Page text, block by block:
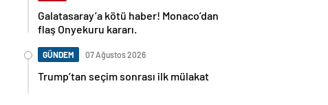
Galatasaray’a kötü haber! Monaco’dan
flaş Onyekuru kararı.
GÜNDEM 07 Ağustos 2026
Trump’tan seçim sonrası ilk mülakat